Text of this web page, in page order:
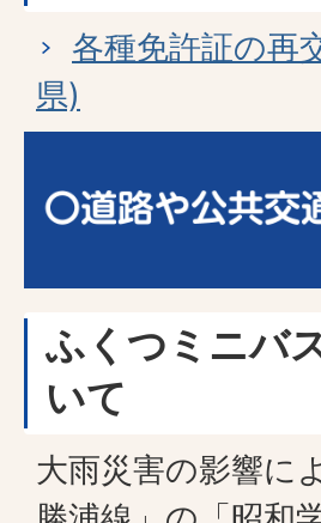
各種免許証の再
県)
ふくつミニバ
いて
大雨災害の影響に